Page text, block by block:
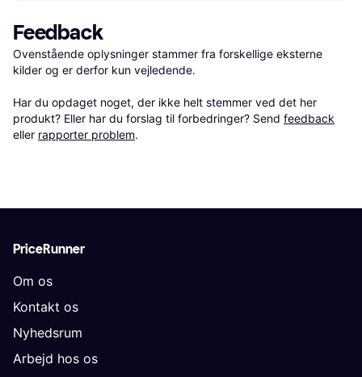
Feedback
Ovenstående oplysninger stammer fra forskellige eksterne
kilder og er derfor kun vejledende.
Har du opdaget noget, der ikke helt stemmer ved det her
produkt? Eller har du forslag til forbedringer? Send feedback
eller rapporter problem.
PriceRunner
Om os
Kontakt os
Nyhedsrum
Arbejd hos os